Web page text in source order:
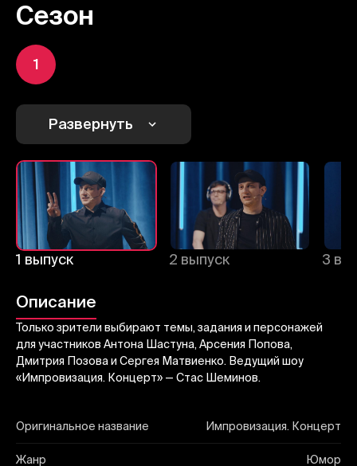
Сезон
1
Развернуть
1 выпуск 2 выпуск 3
Описание
Только зрители выбирают темы, задания и персонажей
для участников Антона Шастуна, Арсения Попова,
Дмитрия Позова и Сергея Матвиенко. Ведущий шоу
«Импровизация. Концерт» — Стас Шеминов.
Оригинальное название Импровизация. Концерт
Жанр Юмор
Отправить